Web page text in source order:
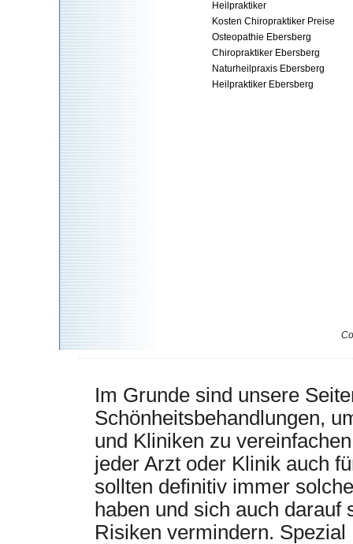
Heilpraktiker
Kosten Chiropraktiker Preise
Osteopathie Ebersberg
Chiropraktiker Ebersberg
Naturheilpraxis Ebersberg
Heilpraktiker Ebersberg
Im Grunde sind unsere
Schönheitsbehandlungen,
und Kliniken zu
jeder Arzt oder Klinik auch
sollten definitiv immer
haben und sich auch
Risiken vermindern.